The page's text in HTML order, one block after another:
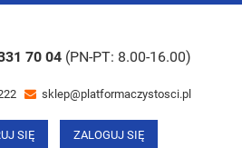
70 04 (PN-PT: 8.00-16.00)
sklep@platformaczystosci.pl
SIĘ ZALOGUJ SIĘ